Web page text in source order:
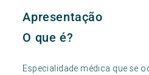
Apresentação
O que é?
Especialidade médica que se